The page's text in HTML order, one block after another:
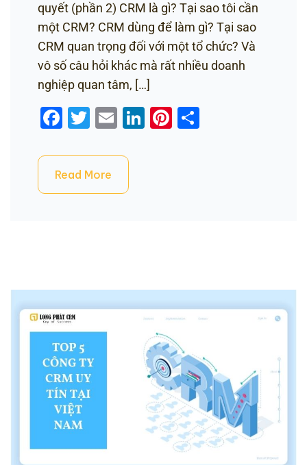
quyết (phần 2) CRM là gì? Tại sao tôi cần
một CRM? CRM dùng để làm gì? Tại sao
CRM quan trọng đối với một tổ chức? Và
vô số câu hỏi khác mà rất nhiều doanh
nghiệp quan tâm, […]
Facebook
Twitter
EmailLinkedIn
Pinterest
Read More